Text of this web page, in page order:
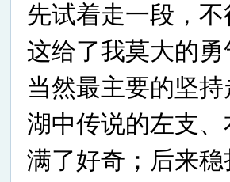
先试着走一段，
这给了我莫大的
当然最主要的坚
湖中传说的左支
满了好奇；后来